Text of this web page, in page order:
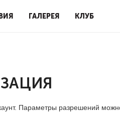
ГАЛЕРЕЯ КЛУБ
Параметры разрешений